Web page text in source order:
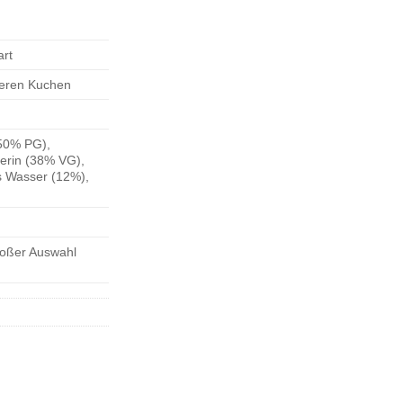
Kuchen
PG),
(38% VG),
(12%),
Auswahl